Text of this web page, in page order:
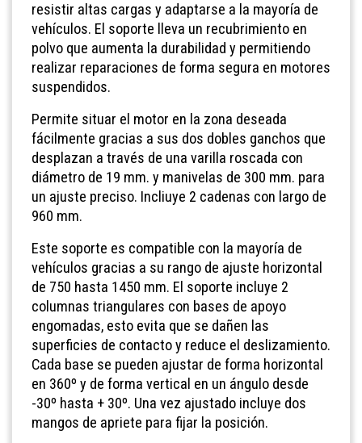
resistir altas cargas y adaptarse a la mayoría de
vehículos. El soporte lleva un recubrimiento en
polvo que aumenta la durabilidad y permitiendo
realizar reparaciones de forma segura en motores
suspendidos.
Permite situar el motor en la zona deseada
fácilmente gracias a sus dos dobles ganchos que
desplazan a través de una varilla roscada con
diámetro de 19 mm. y manivelas de 300 mm. para
un ajuste preciso. Incliuye 2 cadenas con largo de
960 mm.
Este soporte es compatible con la mayoría de
vehículos gracias a su rango de ajuste horizontal
de 750 hasta 1450 mm. El soporte incluye 2
columnas triangulares con bases de apoyo
engomadas, esto evita que se dañen las
superficies de contacto y reduce el deslizamiento.
Cada base se pueden ajustar de forma horizontal
en 360º y de forma vertical en un ángulo desde
-30º hasta + 30º. Una vez ajustado incluye dos
mangos de apriete para fijar la posición.